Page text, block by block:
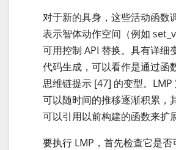
对于新的具身，这些活动函数
表示智体动作空间（例如
可用控制 API 替换。具有详细
代码生成，可以看作是通过函
思维链提示 [47] 的变型。LMP
可以随时间的推移逐渐积累，
可以引用以前构建的函数来扩
要执行 LMP，首先检查它是否